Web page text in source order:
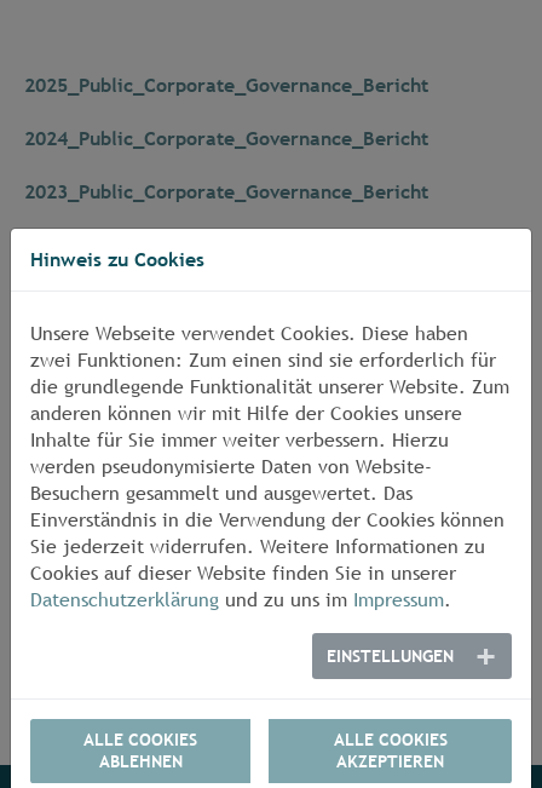
2025_Public_Corporate_Governance_Bericht
2024_Public_Corporate_Governance_Bericht
2023_Public_Corporate_Governance_Bericht
2020_Public_Corporate_Governance_Bericht
2019_Public_Corporate_Governance_Bericht_2
2018_Public_Corporate_Governance_Bericht
2017_Public_Corporate_Governance_Bericht
Hinweis zu Cookies
Unsere Webseite verwendet Cookies. Diese haben
zwei Funktionen: Zum einen sind sie erforderlich für
die grundlegende Funktionalität unserer Website. Zum
anderen können wir mit Hilfe der Cookies unsere
Inhalte für Sie immer weiter verbessern. Hierzu
werden pseudonymisierte Daten von Website-
Besuchern gesammelt und ausgewertet. Das
Einverständnis in die Verwendung der Cookies können
Sie jederzeit widerrufen. Weitere Informationen zu
Cookies auf dieser Website finden Sie in unserer
Datenschutzerklärung und zu uns im Impressum.
EINSTELLUNGEN
ALLE COOKIES
ABLEHNEN
ALLE COOKIES
AKZEPTIEREN